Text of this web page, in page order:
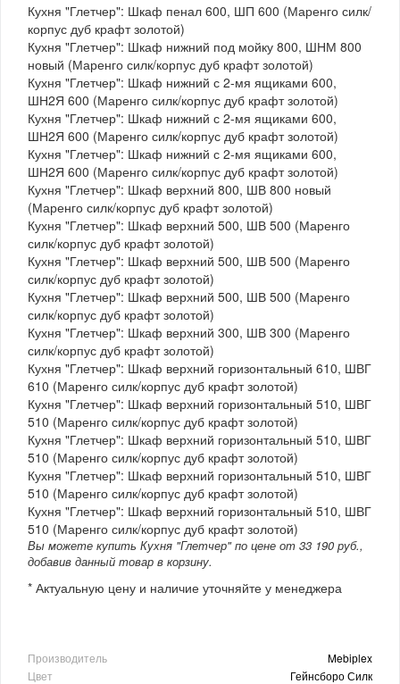
Кухня "Глетчер": Шкаф пенал 600, ШП 600 (Маренго силк/
корпус дуб крафт золотой)
Кухня "Глетчер": Шкаф нижний под мойку 800, ШНМ 800
новый (Маренго силк/корпус дуб крафт золотой)
Кухня "Глетчер": Шкаф нижний с 2-мя ящиками 600,
ШН2Я 600 (Маренго силк/корпус дуб крафт золотой)
Кухня "Глетчер": Шкаф нижний с 2-мя ящиками 600,
ШН2Я 600 (Маренго силк/корпус дуб крафт золотой)
Кухня "Глетчер": Шкаф нижний с 2-мя ящиками 600,
ШН2Я 600 (Маренго силк/корпус дуб крафт золотой)
Кухня "Глетчер": Шкаф верхний 800, ШВ 800 новый
(Маренго силк/корпус дуб крафт золотой)
Кухня "Глетчер": Шкаф верхний 500, ШВ 500 (Маренго
силк/корпус дуб крафт золотой)
Кухня "Глетчер": Шкаф верхний 500, ШВ 500 (Маренго
силк/корпус дуб крафт золотой)
Кухня "Глетчер": Шкаф верхний 500, ШВ 500 (Маренго
силк/корпус дуб крафт золотой)
Кухня "Глетчер": Шкаф верхний 300, ШВ 300 (Маренго
силк/корпус дуб крафт золотой)
Кухня "Глетчер": Шкаф верхний горизонтальный 610, ШВГ
610 (Маренго силк/корпус дуб крафт золотой)
Кухня "Глетчер": Шкаф верхний горизонтальный 510, ШВГ
510 (Маренго силк/корпус дуб крафт золотой)
Кухня "Глетчер": Шкаф верхний горизонтальный 510, ШВГ
510 (Маренго силк/корпус дуб крафт золотой)
Кухня "Глетчер": Шкаф верхний горизонтальный 510, ШВГ
510 (Маренго силк/корпус дуб крафт золотой)
Кухня "Глетчер": Шкаф верхний горизонтальный 510, ШВГ
510 (Маренго силк/корпус дуб крафт золотой)
Вы можете купить Кухня "Глетчер" по цене от 33 190 руб.,
добавив данный товар в корзину.
* Актуальную цену и наличие уточняйте у менеджера
Производитель
Mebiрlex
Цвет
Гейнсборо Силк